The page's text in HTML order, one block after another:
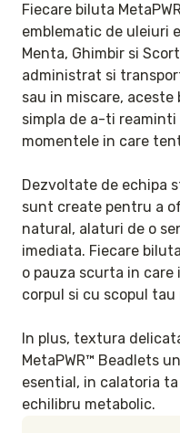
Fiecare biluta
emblematic de uleiuri
Menta, Ghimbir si
administrat si
sau in miscare,
simpla de a-ti reaminti
momentele in care
Dezvoltate de echipa
sunt create pentru a
natural, alaturi de o
imediata. Fiecare
o pauza scurta in
corpul si cu scopul tau
In plus, textura
MetaPWR™ Beadlets
esential, in calatoria
echilibru metabolic.